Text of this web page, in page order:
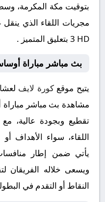
بتوقيت مكة المكرمة،
3 HD بتعليق المتميز .
بث مباشر مباراة
يتيح موقعكورة لايف
مشاهدة بث مباشر مباراة
تقطيع وبجودة عالية،
اللقاء، سواء الأهداف أو
يأتي ضمن إطار منافسات
ويسعى خلاله الفريقان
النقاط أو التقدم في